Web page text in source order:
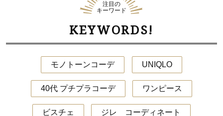
注目の
キーワード
KEYWORDS!
モノトーンコーデ UNIQLO
40代 プチプラコーデ ワンピース
ビスチェ ジレ コーディネート